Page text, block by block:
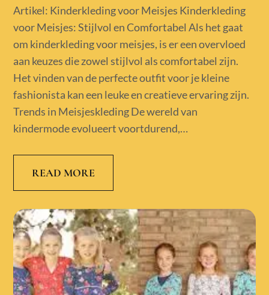
on
Artikel: Kinderkleding voor Meisjes Kinderkleding
voor Meisjes: Stijlvol en Comfortabel Als het gaat
om kinderkleding voor meisjes, is er een overvloed
aan keuzes die zowel stijlvol als comfortabel zijn.
Het vinden van de perfecte outfit voor je kleine
fashionista kan een leuke en creatieve ervaring zijn.
Trends in Meisjeskleding De wereld van
kindermode evolueert voortdurend,…
READ MORE